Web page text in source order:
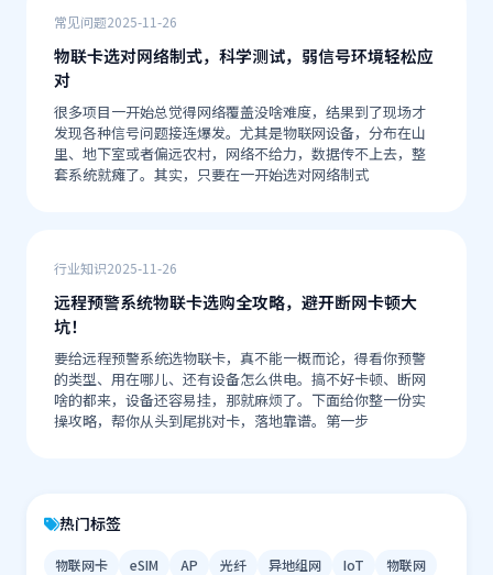
常见问题2025-11-26
物联卡选对网络制式，科学测试，弱信号环境轻松应
对
很多项目一开始总觉得网络覆盖没啥难度，结果到了现场才
发现各种信号问题接连爆发。尤其是物联网设备，分布在山
里、地下室或者偏远农村，网络不给力，数据传不上去，整
套系统就瘫了。其实，只要在一开始选对网络制式
行业知识2025-11-26
远程预警系统物联卡选购全攻略，避开断网卡顿大
坑！
要给远程预警系统选物联卡，真不能一概而论，得看你预警
的类型、用在哪儿、还有设备怎么供电。搞不好卡顿、断网
啥的都来，设备还容易挂，那就麻烦了。下面给你整一份实
操攻略，帮你从头到尾挑对卡，落地靠谱。第一步
热门标签
物联网卡 eSIM AP 光纤 异地组网 IoT
物联网